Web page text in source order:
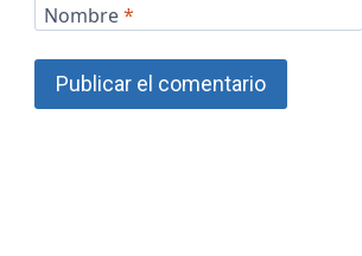
Nombre*